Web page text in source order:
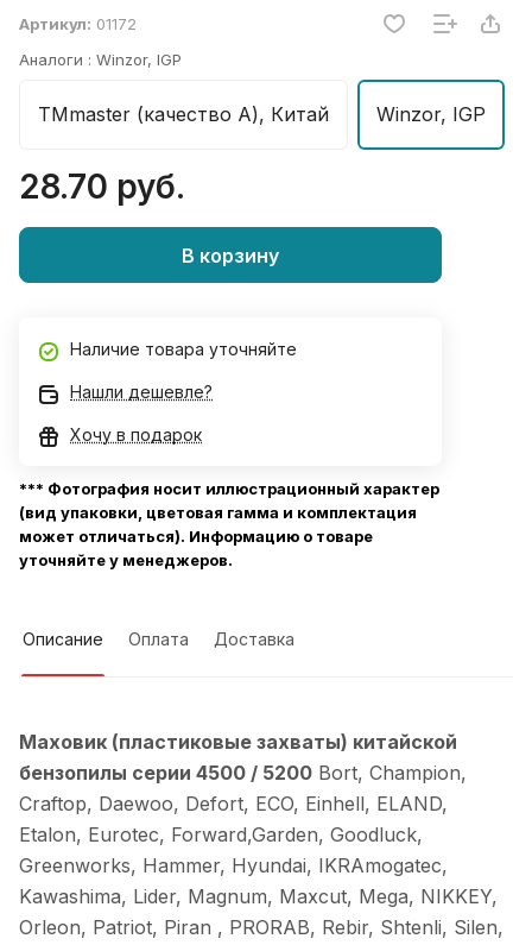
Артикул: 01172
Аналоги : Winzor, IGP
TMmaster (качество А), Китай Winzor, IGP
28.70 руб.
В корзину
Наличие товара уточняйте
Нашли дешевле?
Хочу в подарок
*** Фотография носит иллюстрационный характер
(вид упаковки, цветовая гамма и комплектация
может отличаться). Информацию о товаре
уточняйте у менеджеров.
Описание Оплата Доставка
Маховик (пластиковые захваты) китайской
бензопилы серии 4500 / 5200 Bort, Champion,
Craftop, Daewoo, Defort, ECO, Einhell, ELAND,
Etalon, Eurotec, Forward,Garden, Goodluck,
Greenworks, Hammer, Hyundai, IKRAmogatec,
Kawashima, Lider, Magnum, Maxcut, Mega, NIKKEY,
Orleon, Patriot, Piran , PRORAB, Rebir, Shtenli, Silen,